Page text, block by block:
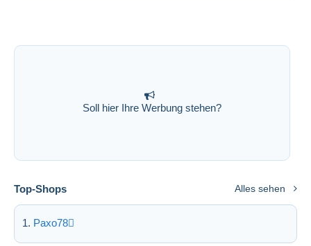
Soll hier Ihre Werbung stehen?
Top-Shops Alles sehen
Paxo78